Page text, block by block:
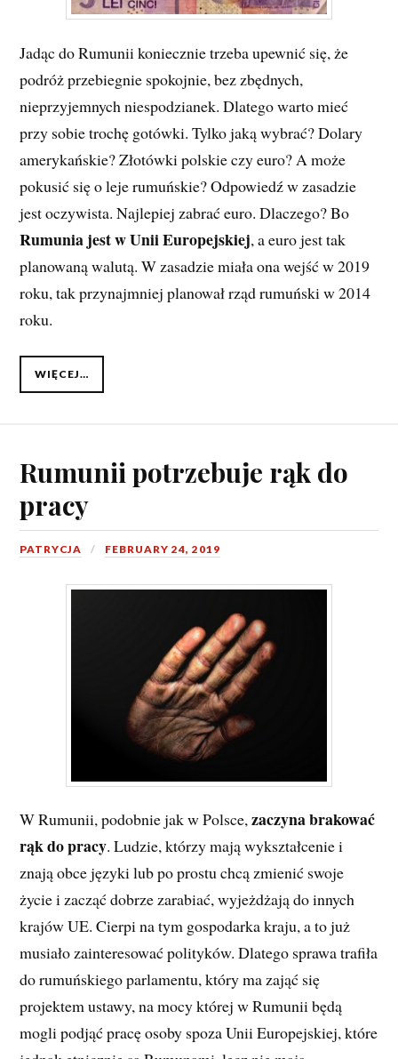
Jadąc do Rumunii koniecznie trzeba upewnić się, że
podróż przebiegnie spokojnie, bez zbędnych,
nieprzyjemnych niespodzianek. Dlatego warto mieć
przy sobie trochę gotówki. Tylko jaką wybrać? Dolary
amerykańskie? Złotówki polskie czy euro? A może
pokusić się o leje rumuńskie? Odpowiedź w zasadzie
jest oczywista. Najlepiej zabrać euro. Dlaczego? Bo
Rumunia jest w Unii Europejskiej, a euro jest tak
planowaną walutą. W zasadzie miała ona wejść w 2019
roku, tak przynajmniej planował rząd rumuński w 2014
roku.
WIĘCEJ…
Rumunii potrzebuje rąk do
pracy
PATRYCJA FEBRUARY 24, 2019
W Rumunii, podobnie jak w Polsce,zaczyna brakować
rąk do pracy. Ludzie, którzy mają wykształcenie i
znają obce języki lub po prostu chcą zmienić swoje
życie i zacząć dobrze zarabiać, wyjeżdżają do innych
krajów UE. Cierpi na tym gospodarka kraju, a to już
musiało zainteresować polityków. Dlatego sprawa trafiła
do rumuńskiego parlamentu, który ma zająć się
projektem ustawy, na mocy której w Rumunii będą
mogli podjąć pracę osoby spoza Unii Europejskiej, które